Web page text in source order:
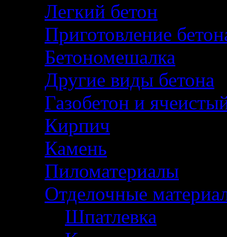
Легкий бетон
Приготовление
Бетономешалка
Другие виды бетона
Газобетон и
Кирпич
Камень
Пиломатериалы
Отделочные
Шпатлевка